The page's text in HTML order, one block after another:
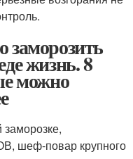
жизнь. 8
можно
заморозке,
шеф-повар крупного